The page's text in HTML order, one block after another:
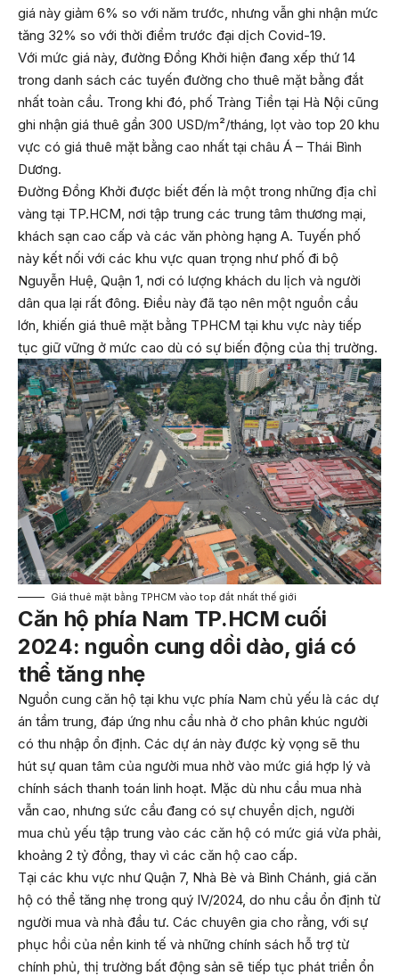
giá này giảm 6% so với năm trước, nhưng vẫn ghi nhận mức
tăng 32% so với thời điểm trước đại dịch Covid-19.
Với mức giá này, đường Đồng Khởi hiện đang xếp thứ 14
trong danh sách các tuyến đường cho thuê mặt bằng đắt
nhất toàn cầu. Trong khi đó, phố Tràng Tiền tại Hà Nội cũng
ghi nhận giá thuê gần 300 USD/m²/tháng, lọt vào top 20 khu
vực có giá thuê mặt bằng cao nhất tại châu Á – Thái Bình
Dương.
Đường Đồng Khởi được biết đến là một trong những địa chỉ
vàng tại TP.HCM, nơi tập trung các trung tâm thương mại,
khách sạn cao cấp và các văn phòng hạng A. Tuyến phố
này kết nối với các khu vực quan trọng như phố đi bộ
Nguyễn Huệ, Quận 1, nơi có lượng khách du lịch và người
dân qua lại rất đông. Điều này đã tạo nên một nguồn cầu
lớn, khiến giá thuê mặt bằng TPHCM tại khu vực này tiếp
tục giữ vững ở mức cao dù có sự biến động của thị trường.
Giá thuê mặt bằng TPHCM vào top đắt nhất thế giới
Căn hộ phía Nam TP.HCM cuối
2024: nguồn cung dồi dào, giá có
thể tăng nhẹ
Nguồn cung căn hộ tại khu vực phía Nam chủ yếu là các dự
án tầm trung, đáp ứng nhu cầu nhà ở cho phân khúc người
có thu nhập ổn định. Các dự án này được kỳ vọng sẽ thu
hút sự quan tâm của người mua nhờ vào mức giá hợp lý và
chính sách thanh toán linh hoạt. Mặc dù nhu cầu mua nhà
vẫn cao, nhưng sức cầu đang có sự chuyển dịch, người
mua chủ yếu tập trung vào các căn hộ có mức giá vừa phải,
khoảng 2 tỷ đồng, thay vì các căn hộ cao cấp.
Tại các khu vực như Quận 7, Nhà Bè và Bình Chánh, giá căn
hộ có thể tăng nhẹ trong quý IV/2024, do nhu cầu ổn định từ
người mua và nhà đầu tư. Các chuyên gia cho rằng, với sự
phục hồi của nền kinh tế và những chính sách hỗ trợ từ
chính phủ, thị trường bất động sản sẽ tiếp tục phát triển ổn